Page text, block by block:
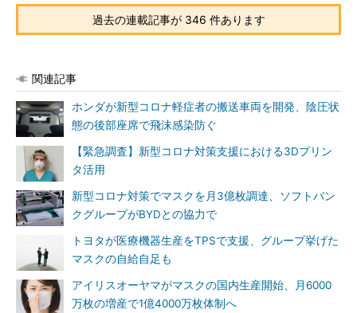
過去の連載記事が 346 件あります
関連記事
ホンダが新型コロナ軽症者の搬送車両を開発、陰圧状
態の後部座席で飛沫感染防ぐ
【緊急調査】新型コロナ対策支援における3Dプリン
タ活用
新型コロナ対策でマスクを月3億枚調達、ソフトバン
クグループがBYDとの協力で
トヨタが医療機器生産をTPSで支援、グループ挙げた
マスクの自給自足も
アイリスオーヤマがマスクの国内生産開始、月6000
万枚の増産で1億4000万枚体制へ